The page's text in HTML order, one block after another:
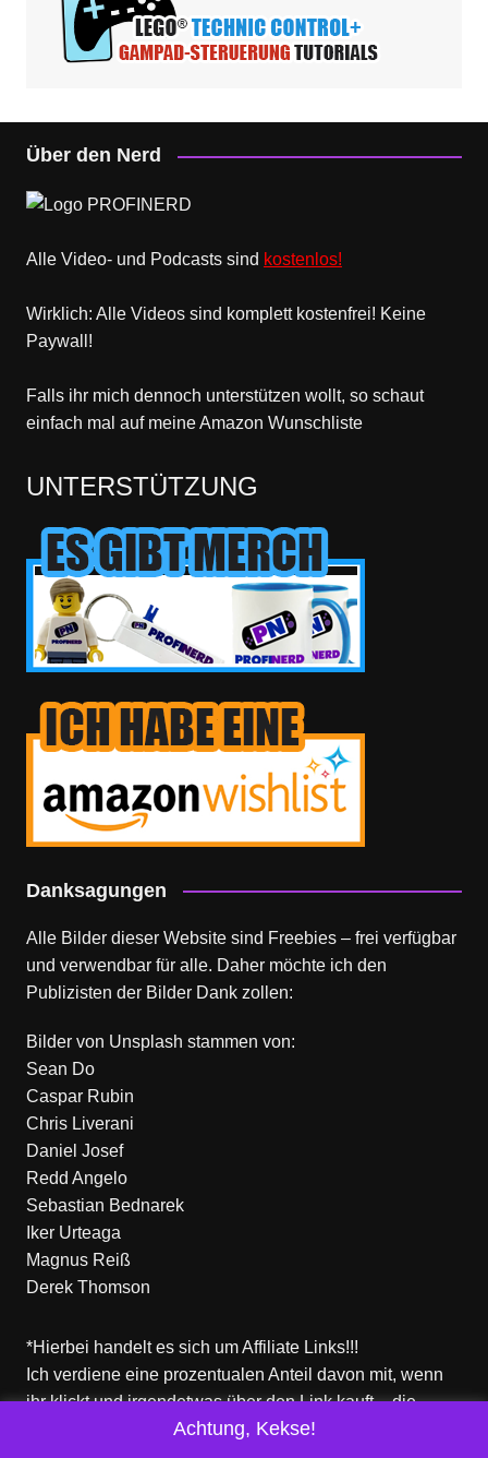
Über den Nerd
Alle Video- und Podcasts sind kostenlos!
Wirklich: Alle Videos sind komplett kostenfrei! Keine
Paywall!
Falls ihr mich dennoch unterstützen wollt, so schaut
einfach mal auf meine Amazon Wunschliste
UNTERSTÜTZUNG
Danksagungen
Alle Bilder dieser Website sind Freebies – frei verfügbar
und verwendbar für alle. Daher möchte ich den
Publizisten der Bilder Dank zollen:
Bilder von Unsplash stammen von:
Sean Do
Caspar Rubin
Chris Liverani
Daniel Josef
Redd Angelo
Sebastian Bednarek
Iker Urteaga
Magnus Reiß
Derek Thomson
*Hierbei handelt es sich um Affiliate Links!!!
Ich verdiene eine prozentualen Anteil davon mit, wenn
ihr klickt und irgendetwas über den Link kauft – die
Produkte dort sind aber nicht von mir!
Achtung, Kekse!